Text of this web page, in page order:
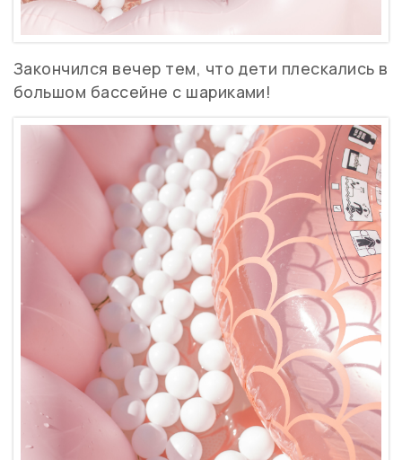
Закончился вечер тем, что дети плескались в
большом бассейне с шариками!